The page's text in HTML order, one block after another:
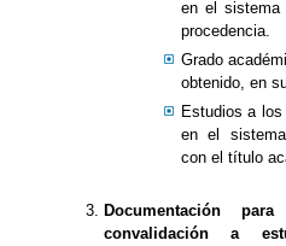
en el sistema
procedencia.
Grado
obtenido, en
Estudios a
en el
con el título
Documentación
convalidación a